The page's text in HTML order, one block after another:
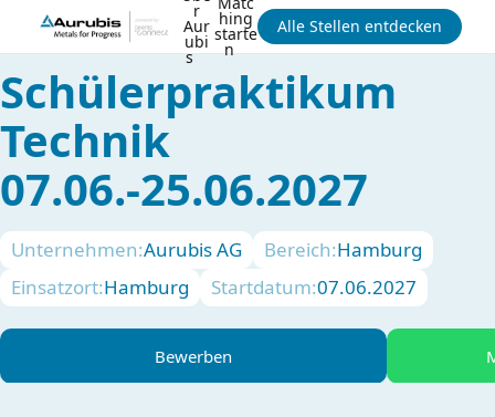
r
Aur
ubi
s
hing
starte
n
Alle Stellen entdecken
Schülerpraktikum
Technik
07.06.-25.06.2027
Unternehmen:Aurubis AG Bereich:Hamburg
Einsatzort:Hamburg Startdatum:07.06.2027
Bewerben